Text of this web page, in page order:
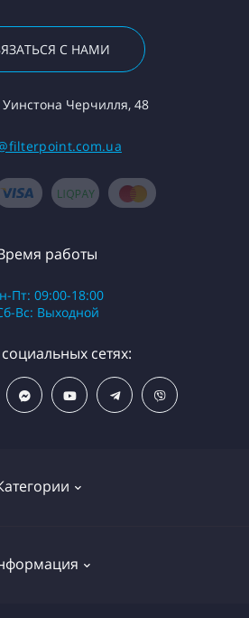
С НАМИ
Уинстона Черчилля, 48
ТОВАРЫ
работы
Пт: 09:00-18:00
Вс: Выходной
сетях: